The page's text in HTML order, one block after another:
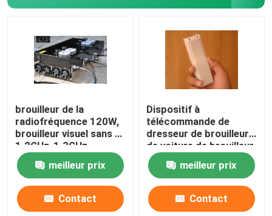
brouilleur de la
radiofréquence 120W,
brouilleur visuel sans fil
1.2GHz-1.3GHz
900MHz
meilleur prix
Contact
Dispositif à
télécommande de
dresseur de brouilleur
de voiture de brouilleur
de radiofréquence de
la fréquence ultra-
haute 433MHZ
meilleur prix
Contact